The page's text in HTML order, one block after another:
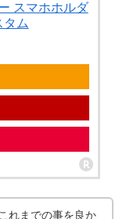
スマホホルダ
タム
れまでの事を良か